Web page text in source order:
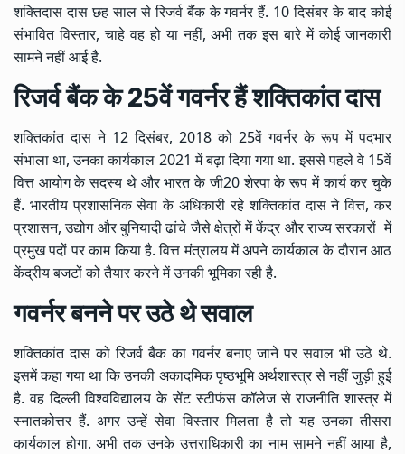
शक्तिदास दास छह साल से रिजर्व बैंक के गवर्नर हैं. 10 दिसंबर के बाद कोई
संभावित विस्तार, चाहे वह हो या नहीं, अभी तक इस बारे में कोई जानकारी
सामने नहीं आई है.
रिजर्व बैंक के 25वें गवर्नर हैं शक्तिकांत दास
शक्तिकांत दास ने 12 दिसंबर, 2018 को 25वें गवर्नर के रूप में पदभार
संभाला था, उनका कार्यकाल 2021 में बढ़ा दिया गया था. इससे पहले वे 15वें
वित्त आयोग के सदस्य थे और भारत के जी20 शेरपा के रूप में कार्य कर चुके
हैं. भारतीय प्रशासनिक सेवा के अधिकारी रहे शक्तिकांत दास ने वित्त, कर
प्रशासन, उद्योग और बुनियादी ढांचे जैसे क्षेत्रों में केंद्र और राज्य सरकारों में
प्रमुख पदों पर काम किया है. वित्त मंत्रालय में अपने कार्यकाल के दौरान आठ
केंद्रीय बजटों को तैयार करने में उनकी भूमिका रही है.
गवर्नर बनने पर उठे थे सवाल
शक्तिकांत दास को रिजर्व बैंक का गवर्नर बनाए जाने पर सवाल भी उठे थे.
इसमें कहा गया था कि उनकी अकादमिक पृष्ठभूमि अर्थशास्त्र से नहीं जुड़ी हुई
है. वह दिल्ली विश्वविद्यालय के सेंट स्टीफंस कॉलेज से राजनीति शास्त्र में
स्नातकोत्तर हैं. अगर उन्हें सेवा विस्तार मिलता है तो यह उनका तीसरा
कार्यकाल होगा. अभी तक उनके उत्तराधिकारी का नाम सामने नहीं आया है,